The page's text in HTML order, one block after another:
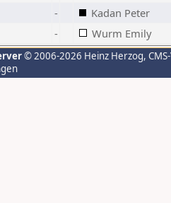
-
Kadan Peter
- Wurm Emily
© 2006-2026 Heinz Herzog,